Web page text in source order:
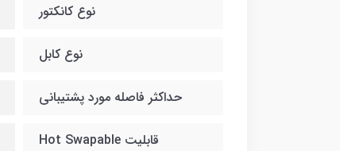
نوع کانکتور
نوع کابل
حداکثر فاصله مورد پشتیبانی
قابلیت Hot Swapable